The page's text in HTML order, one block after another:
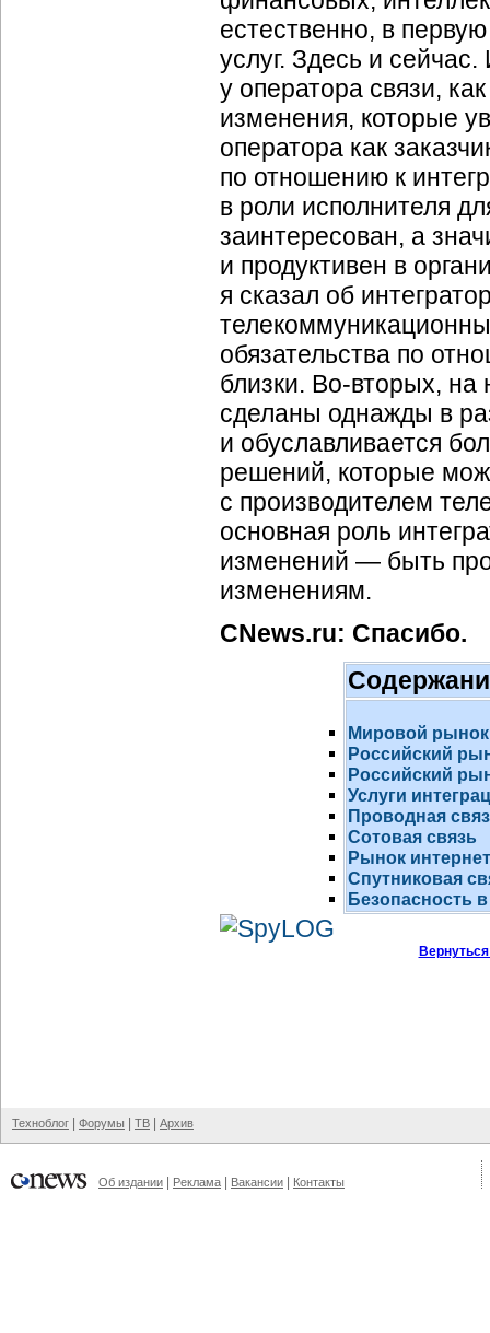
естественно, в
услуг. Здесь и
у оператора связи,
изменения, которые
оператора как
по отношению к
в роли исполнителя
заинтересован, а
и продуктивен в
я сказал об
обязательства по
близки. Во-вторых, на
сделаны однажды в
и обуславливается
решений, которые
с производителем
основная роль
изменений — быть
изменениям.
CNews.ru: Спасибо.
Мировой рынок
Российский
Российский
Услуги
Проводная
Сотовая связь
Рынок
Спутниковая
Безопасность
Техноблог Форумы ТВ Архив
Об издании Реклама Вакансии Контакты